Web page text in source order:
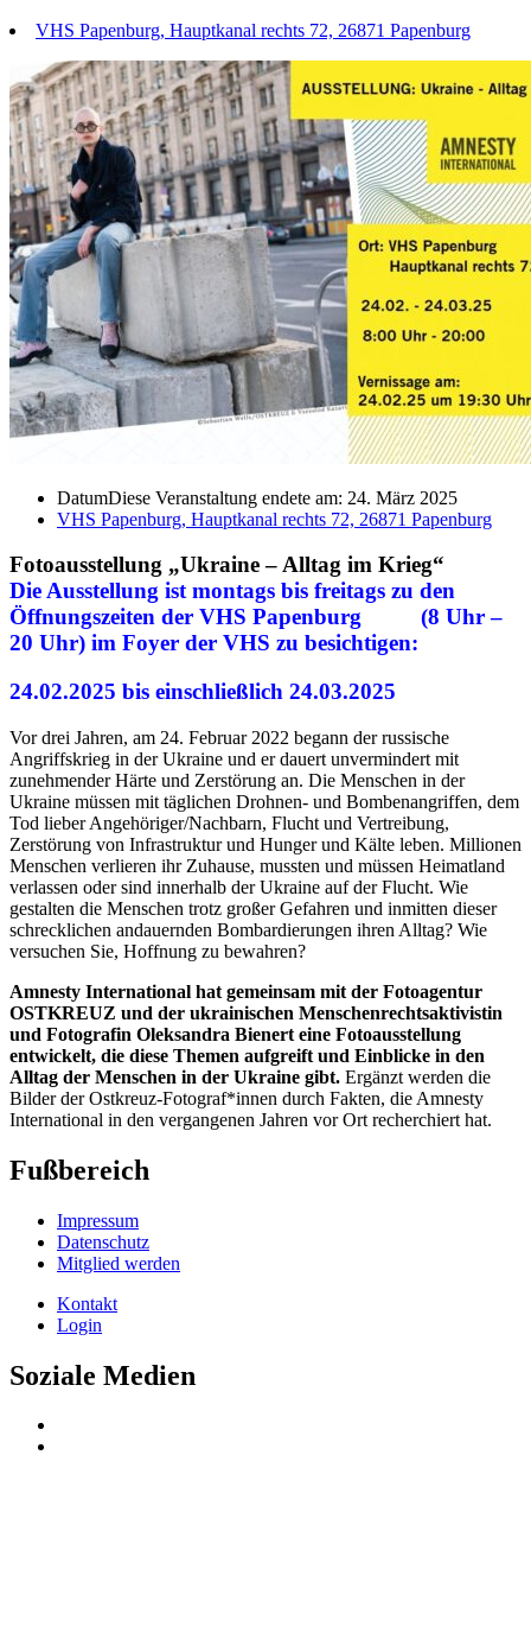
VHS Papenburg, Hauptkanal rechts 72, 26871 Papenburg
DatumDiese Veranstaltung endete am: 24. März 2025
VHS Papenburg, Hauptkanal rechts 72, 26871 Papenburg
Fotoausstellung „Ukraine – Alltag im Krieg“
Die Ausstellung ist montags bis freitags zu den
Öffnungszeiten der VHS Papenburg (8 Uhr –
20 Uhr) im Foyer der VHS zu besichtigen:
24.02.2025 bis einschließlich 24.03.2025
Vor drei Jahren, am 24. Februar 2022 begann der russische
Angriffskrieg in der Ukraine und er dauert unvermindert mit
zunehmender Härte und Zerstörung an. Die Menschen in der
Ukraine müssen mit täglichen Drohnen- und Bombenangriffen, dem
Tod lieber Angehöriger/Nachbarn, Flucht und Vertreibung,
Zerstörung von Infrastruktur und Hunger und Kälte leben. Millionen
Menschen verlieren ihr Zuhause, mussten und müssen Heimatland
verlassen oder sind innerhalb der Ukraine auf der Flucht. Wie
gestalten die Menschen trotz großer Gefahren und inmitten dieser
schrecklichen andauernden Bombardierungen ihren Alltag? Wie
versuchen Sie, Hoffnung zu bewahren?
Amnesty International hat gemeinsam mit der Fotoagentur
OSTKREUZ und der ukrainischen Menschenrechtsaktivistin
und Fotografin Oleksandra Bienert eine Fotoausstellung
entwickelt, die diese Themen aufgreift und Einblicke in den
Alltag der Menschen in der Ukraine gibt. Ergänzt werden die
Bilder der Ostkreuz-Fotograf*innen durch Fakten, die Amnesty
International in den vergangenen Jahren vor Ort recherchiert hat.
Fußbereich
Impressum
Datenschutz
Mitglied werden
Kontakt
Login
Soziale Medien